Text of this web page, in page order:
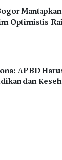
Optimistis
APBD
dan